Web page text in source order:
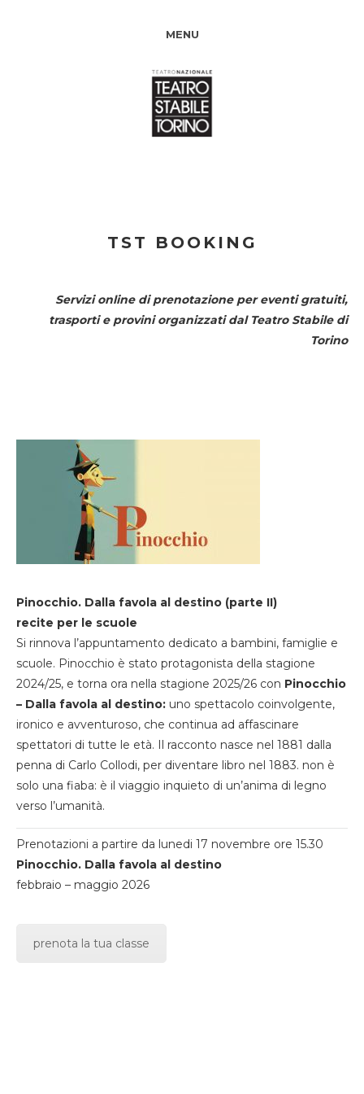
MENU
TST BOOKING
Servizi online di prenotazione per eventi gratuiti,
trasporti e provini organizzati dal Teatro Stabile di
Torino
Pinocchio. Dalla favola al destino (parte II)
recite per le scuole
Si rinnova l’appuntamento dedicato a bambini, famiglie e
scuole. Pinocchio è stato protagonista della stagione
2024/25, e torna ora nella stagione 2025/26 con Pinocchio
– Dalla favola al destino: uno spettacolo coinvolgente,
ironico e avventuroso, che continua ad affascinare
spettatori di tutte le età. Il racconto nasce nel 1881 dalla
penna di Carlo Collodi, per diventare libro nel 1883. non è
solo una fiaba: è il viaggio inquieto di un’anima di legno
verso l’umanità.
Prenotazioni a partire da lunedi 17 novembre ore 15.30
Pinocchio. Dalla favola al destino
febbraio – maggio 2026
prenota la tua classe